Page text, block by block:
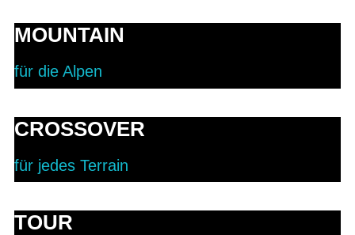
MOUNTAIN
für die Alpen
CROSSOVER
für jedes Terrain
TOUR